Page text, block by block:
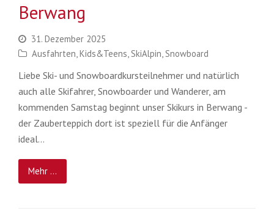
Berwang
31. Dezember 2025
Ausfahrten,Kids&Teens,SkiAlpin,Snowboard
Liebe Ski- und Snowboardkursteilnehmer und natürlich
auch alle Skifahrer, Snowboarder und Wanderer, am
kommenden Samstag beginnt unser Skikurs in Berwang -
der Zauberteppich dort ist speziell für die Anfänger
ideal…
Mehr ...